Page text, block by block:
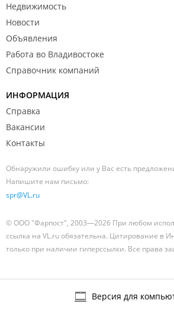
Недвижимость
Новости
Объявления
Работа во Владивостоке
Справочник компаний
ИНФОРМАЦИЯ
Справка
Вакансии
Контакты
Обнаружили ошибку или у Вас есть
Напишите нам письмо:
spr@VL.ru
© ООО "Фарпост", 2003—2026 При любом
ссылка на VL.ru обязательна. Цитирование в
только при наличии гиперссылки. Все права
Версия для